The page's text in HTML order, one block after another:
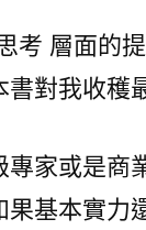
考 層面的
對我收穫
專家或是商
果基本實力